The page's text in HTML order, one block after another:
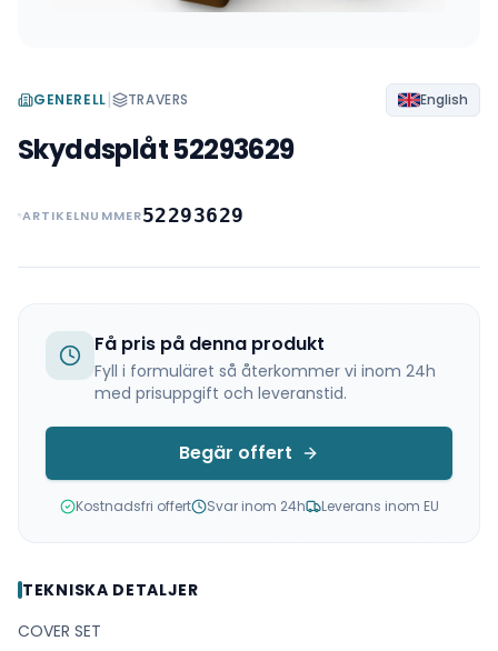
GENERELL| TRAVERS English
Skyddsplåt 52293629
ARTIKELNUMMER52293629
Få pris på denna produkt
Fyll i formuläret så återkommer vi inom 24h
med prisuppgift och leveranstid.
Begär offert
Kostnadsfri offert Svar inom 24h Leverans inom EU
TEKNISKA DETALJER
COVER SET